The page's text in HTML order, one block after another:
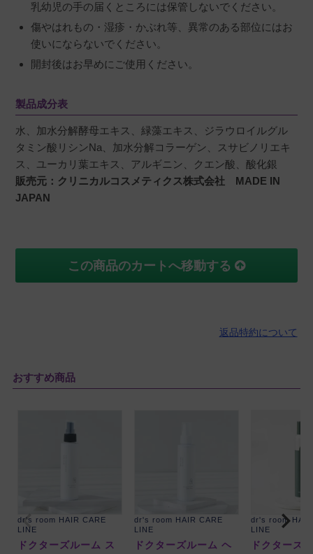
乳幼児の手の届くところには保管しないでください。
傷やはれもの・湿疹・かぶれ等、異常のある部位にはお
使いにならないでください。
開封後はお早めにご使用ください。
製品成分表
水、加水分解酵母エキス、緑藻エキス、ジラウロイルグル
タミン酸リシンNa、加水分解コラーゲン、スサビノリエキ
ス、ユーカリ葉エキス、アルギニン、クエン酸、酸化銀
販売元：クリニカルコスメティクス株式会社 MADE IN
JAPAN
この商品のカートへ移動する
返品特約について
おすすめ商品
dr's room HAIR CARE
LINE
ドクターズルーム ス
dr's room HAIR CARE
LINE
ドクターズルーム ヘ
dr's room
LINE
ドクターズ